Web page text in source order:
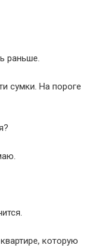
раньше.
сумки. На пороге
которую